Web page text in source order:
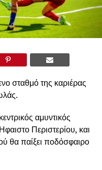
σταθμό της καριέρας
αμυντικός
Περιστερίου, και
θα παίξει ποδόσφαιρο